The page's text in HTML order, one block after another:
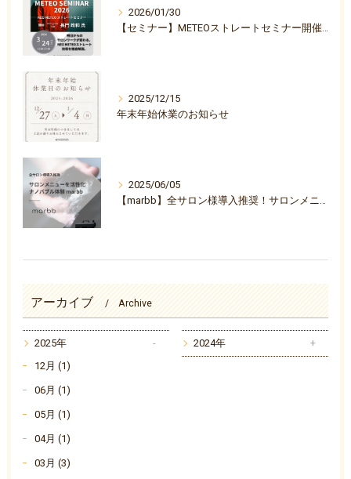
2026/01/30
【セミナー】METEOストレートセミナー開催決定のお知らせ
2025/12/15
年末年始休業のお知らせ
2025/06/05
アーカイブ Archive
2025年
12月 (1)
06月 (1)
05月 (1)
04月 (1)
03月 (3)
2024年